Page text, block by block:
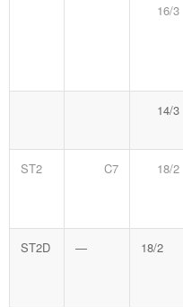
16/3
14/3
ST2 C7 18/2
ST2D — 18/2